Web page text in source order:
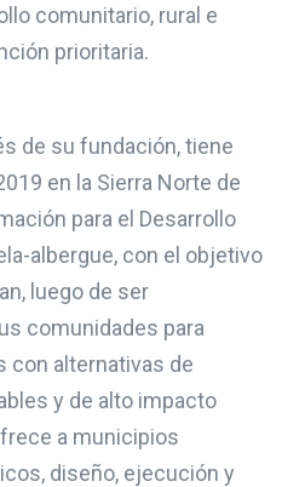
comunitario, rural e
prioritaria.
de su fundación, tiene
en la Sierra Norte de
para el Desarrollo
albergue, con el objetivo
luego de ser
comunidades para
con alternativas de
y de alto impacto
a municipios
diseño, ejecución y